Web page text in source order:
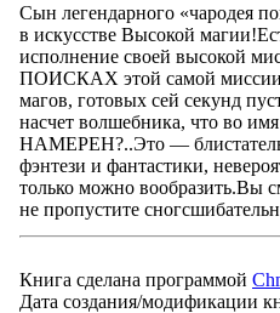
Сын легендарного «чародея
в искусстве Высокой
исполнение своей высокой
ПОИСКАХ этой самой миссии
магов, готовых сей секунд
насчет волшебника, что во
НАМЕРЕН?..Это —
фэнтези и фантастики,
только можно вообразить.Вы
не пропустите
Книга сделана программой
Дата создания/модификации